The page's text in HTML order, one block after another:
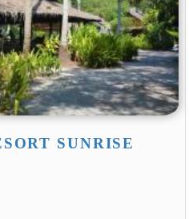
SUNRISE